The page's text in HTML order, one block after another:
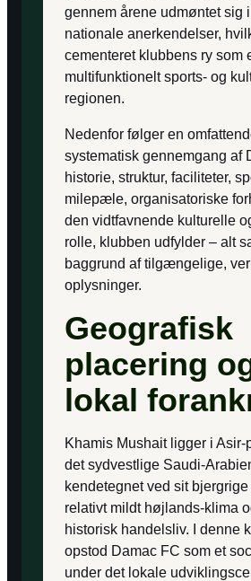
gennem årene udmøntet sig
nationale anerkendelser,
cementeret klubbens ry som
multifunktionelt sports- og
regionen.
Nedenfor følger en
systematisk gennemgang af
historie, struktur, faciliteter,
milepæle, organisatoriske
den vidtfavnende kulturelle
rolle, klubben udfylder – alt
baggrund af tilgængelige,
oplysninger.
Geografisk
placering
lokal
Khamis Mushait ligger i Asir-
det sydvestlige Saudi-
kendetegnet ved sit
relativt mildt højlands-klima
historisk handelsliv. I denne
opstod Damac FC som et
under det lokale